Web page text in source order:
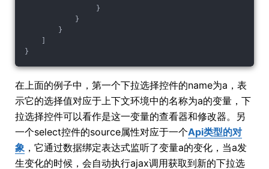
}
}
}
}
在上面的例子中，第一个下拉选择控件的name为a，表
示它的选择值对应于上下文环境中的名称为a的变量，下
拉选择控件可以看作是这一变量的查看器和修改器。另
一个select控件的source属性对应于一个Api类型的对
象 ，它通过数据绑定表达式监听了变量a的变化，当a发
生变化的时候，会自动执行ajax调用获取到新的下拉选